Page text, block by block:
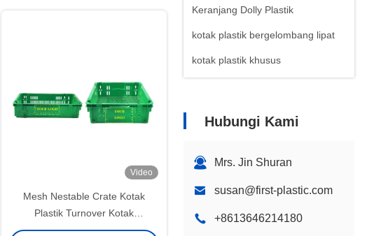
Keranjang Dolly Plastik
kotak plastik bergelombang lipat
kotak plastik khusus
Hubungi Kami
Mrs. Jin Shuran
susan@first-plastic.com
+8613646214180
Video
Mesh Nestable Crate Kotak
Plastik Turnover Kotak
penyimpanan yang dapat